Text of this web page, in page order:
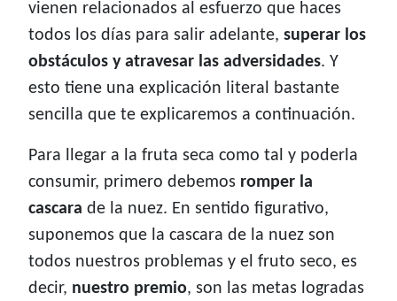
vienen relacionados al esfuerzo que haces
todos los días para salir adelante, superar los
obstáculos y atravesar las adversidades. Y
esto tiene una explicación literal bastante
sencilla que te explicaremos a continuación.
Para llegar a la fruta seca como tal y poderla
consumir, primero debemos romper la
cascara de la nuez. En sentido figurativo,
suponemos que la cascara de la nuez son
todos nuestros problemas y el fruto seco, es
decir, nuestro premio, son las metas logradas